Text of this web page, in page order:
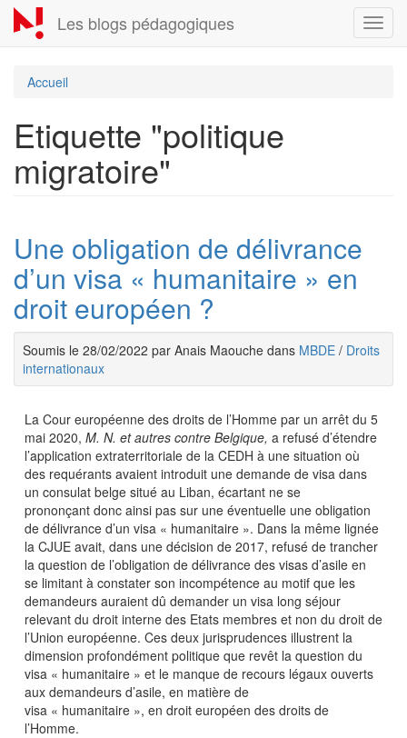
Aller
au
contenu
Les blogs pédagogiques
Accueil
Etiquette "politique
migratoire"
Une obligation de délivrance
d’un visa « humanitaire » en
droit européen ?
Soumis le 28/02/2022 par Anais Maouche dans MBDE / Droits
internationaux
La Cour européenne des droits de l’Homme par un arrêt du 5
mai 2020, M. N. et autres contre Belgique, a refusé d’étendre
l’application extraterritoriale de la CEDH à une situation où
des requérants avaient introduit une demande de visa dans
un consulat belge situé au Liban, écartant ne se
prononçant donc ainsi pas sur une éventuelle une obligation
de délivrance d’un visa « humanitaire ». Dans la même lignée
la CJUE avait, dans une décision de 2017, refusé de trancher
la question de l’obligation de délivrance des visas d’asile en
se limitant à constater son incompétence au motif que les
demandeurs auraient dû demander un visa long séjour
relevant du droit interne des Etats membres et non du droit de
l’Union européenne. Ces deux jurisprudences illustrent la
dimension profondément politique que revêt la question du
visa « humanitaire » et le manque de recours légaux ouverts
aux demandeurs d’asile, en matière de
visa « humanitaire », en droit européen des droits de
l’Homme.